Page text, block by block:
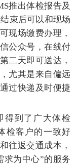
推出体检报告及
束后可以和现场
现场缴费办理，
公众号，在线付
二天即可送达，
尤其是来自偏远
过快递及时便捷
得到了广大体检
检客户的一致好
往返交通成本，
求为中心”的服务